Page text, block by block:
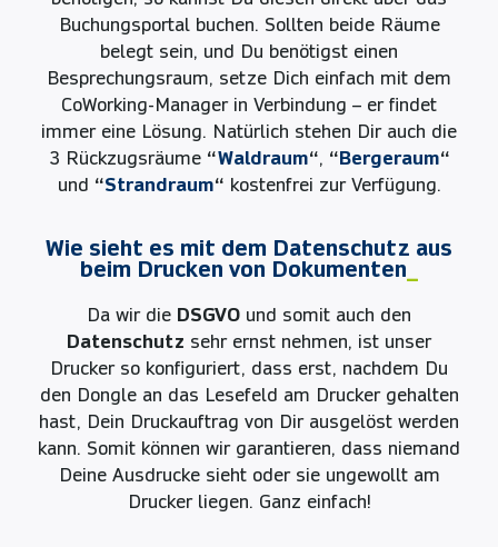
Buchungsportal buchen. Sollten beide Räume
belegt sein, und Du benötigst einen
Besprechungsraum, setze Dich einfach mit dem
CoWorking-Manager in Verbindung – er findet
immer eine Lösung. Natürlich stehen Dir auch die
3 Rückzugsräume “Waldraum“, “Bergeraum“
und “Strandraum“ kostenfrei zur Verfügung.
Wie sieht es mit dem Datenschutz aus
beim Drucken von Dokumenten
Da wir die DSGVO und somit auch den
Datenschutz sehr ernst nehmen, ist unser
Drucker so konfiguriert, dass erst, nachdem Du
den Dongle an das Lesefeld am Drucker gehalten
hast, Dein Druckauftrag von Dir ausgelöst werden
kann. Somit können wir garantieren, dass niemand
Deine Ausdrucke sieht oder sie ungewollt am
Drucker liegen. Ganz einfach!